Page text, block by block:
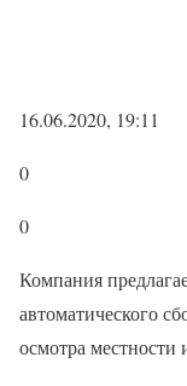
16.06.2020, 19:11
0
0
Компания
автоматического
осмотра местности